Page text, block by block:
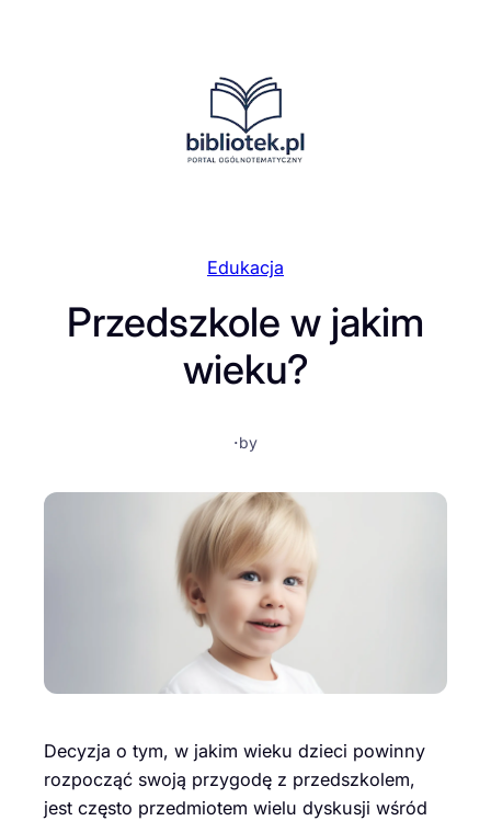
Edukacja
Przedszkole w jakim
wieku?
·by
Decyzja o tym, w jakim wieku dzieci powinny
rozpocząć swoją przygodę z przedszkolem,
jest często przedmiotem wielu dyskusji wśród